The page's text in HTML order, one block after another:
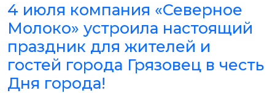
4 июля компания «Северное
Молоко» устроила настоящий
праздник для жителей и
гостей города Грязовец в честь
Дня города!